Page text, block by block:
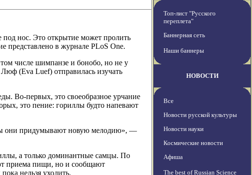
нос. Это открытие может пролить
представлено в журнале PLoS One.
числе шимпанзе и бонобо, но не у
(Eva Luef) отправилась изучать
Во-первых, это своеобразное урчание
это пение: гориллы будто напевают
они придумывают новую мелодию», —
а только доминантные самцы. По
приема пищи, но и сообщают
нельзя уходить.
Топ-лист "Русского
переплета"
Баннерная сеть
Наши баннеры
НОВОСТИ
Все
Новости русской культуры
Новости науки
Космические новости
Афиша
The best of Russian Science